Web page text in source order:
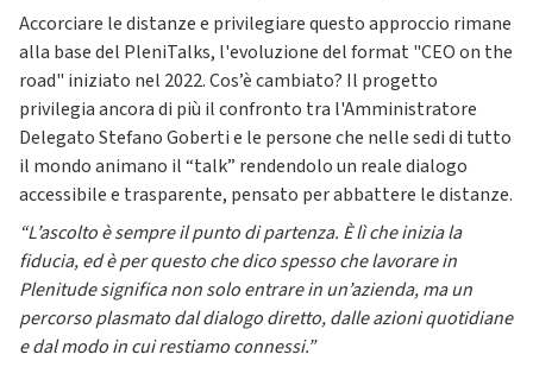
Accorciare le distanze e privilegiare questo approccio rimane
alla base del PleniTalks, l'evoluzione del format "CEO on the
road" iniziato nel 2022. Cos’è cambiato? Il progetto
privilegia ancora di più il confronto tra l'Amministratore
Delegato Stefano Goberti e le persone che nelle sedi di tutto
il mondo animano il “talk” rendendolo un reale dialogo
accessibile e trasparente, pensato per abbattere le distanze.
“L’ascolto è sempre il punto di partenza. È lì che inizia la
fiducia, ed è per questo che dico spesso che lavorare in
Plenitude significa non solo entrare in un’azienda, ma un
percorso plasmato dal dialogo diretto, dalle azioni quotidiane
e dal modo in cui restiamo connessi.”